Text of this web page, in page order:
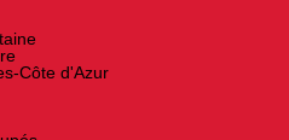
Côte d'Azur